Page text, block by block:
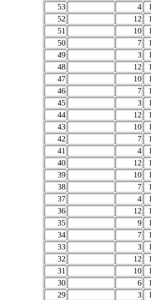
53
4
52
12
51
10
50
7
49
3
48
12
47
10
46
7
45
3
44
12
43
10
42
7
41
4
40
12
39
10
38
7
37
4
36
12
35
9
34
7
33
3
32
12
31
10
30
6
29
3